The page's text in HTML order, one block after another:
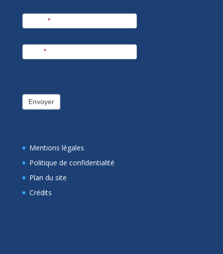
*
*
Envoyer
Mentions légales
Politique de confidentialité
Plan du site
Crédits